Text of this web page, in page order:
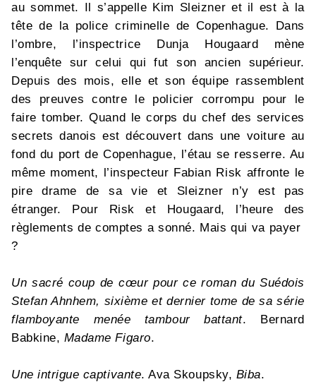
au sommet. Il s’appelle Kim Sleizner et il est à la
tête de la police criminelle de Copenhague. Dans
l’ombre, l’inspectrice Dunja Hougaard mène
l’enquête sur celui qui fut son ancien supérieur.
Depuis des mois, elle et son équipe rassemblent
des preuves contre le policier corrompu pour le
faire tomber. Quand le corps du chef des services
secrets danois est découvert dans une voiture au
fond du port de Copenhague, l’étau se resserre. Au
même moment, l’inspecteur Fabian Risk affronte le
pire drame de sa vie et Sleizner n’y est pas
étranger. Pour Risk et Hougaard, l’heure des
règlements de comptes a sonné. Mais qui va payer
?
Un sacré coup de cœur pour ce roman du Suédois
Stefan Ahnhem, sixième et dernier tome de sa série
flamboyante menée tambour battant. Bernard
Babkine, Madame Figaro.
Une intrigue captivante. Ava Skoupsky, Biba.